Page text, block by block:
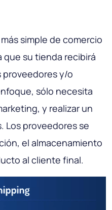
más simple de comercio
su tienda recibirá
proveedores y/o
sólo necesita
y realizar un
Los proveedores se
el almacenamiento
al cliente final.